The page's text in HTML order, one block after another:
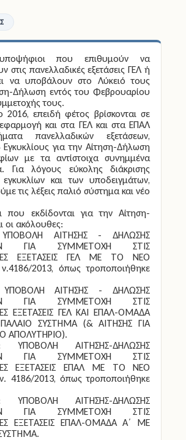
που επιθυμούν να
στις πανελλαδικές εξετάσεις ΓΕΛ ή
να υποβάλουν στο Λύκειό τους
Δήλωση εντός του Φεβρουαρίου
τους.
2016, επειδή φέτος βρίσκονται σε
και στα ΓΕΛ και στα ΕΠΑΛ
πανελλαδικών εξετάσεων,
για την Αίτηση-Δήλωση
με τα αντίστοιχα συνημμένα
Για λόγους εύκολης διάκρισης
και των υποδειγμάτων,
τις λέξεις παλιό σύστημα και νέο
που εκδίδονται για την Αίτηση-
οι ακόλουθες:
ΑΙΤΗΣΗΣ - ΔΗΛΩΣΗΣ
ΓΙΑ ΣΥΜΜΕΤΟΧΗ ΣΤΙΣ
ΕΞΕΤΑΣΕΙΣ ΓΕΛ ΜΕ ΤΟ ΝΕΟ
2013, όπως τροποποιήθηκε
ΑΙΤΗΣΗΣ - ΔΗΛΩΣΗΣ
ΓΙΑ ΣΥΜΜΕΤΟΧΗ ΣΤΙΣ
ΕΞΕΤΑΣΕΙΣ ΓΕΛ ΚΑΙ ΕΠΑΛ-ΟΜΑΔΑ
ΣΥΣΤΗΜΑ (& ΑΙΤΗΣΗΣ ΓΙΑ
ΑΠΟΛΥΤΗΡΙΟ).
ΑΙΤΗΣΗΣ-ΔΗΛΩΣΗΣ
ΓΙΑ ΣΥΜΜΕΤΟΧΗ ΣΤΙΣ
ΕΞΕΤΑΣΕΙΣ ΕΠΑΛ ΜΕ ΤΟ ΝΕΟ
4186/2013, όπως τροποποιήθηκε
ΑΙΤΗΣΗΣ-ΔΗΛΩΣΗΣ
ΓΙΑ ΣΥΜΜΕΤΟΧΗ ΣΤΙΣ
ΕΞΕΤΑΣΕΙΣ ΕΠΑΛ-ΟΜΑΔΑ Α΄ ΜΕ